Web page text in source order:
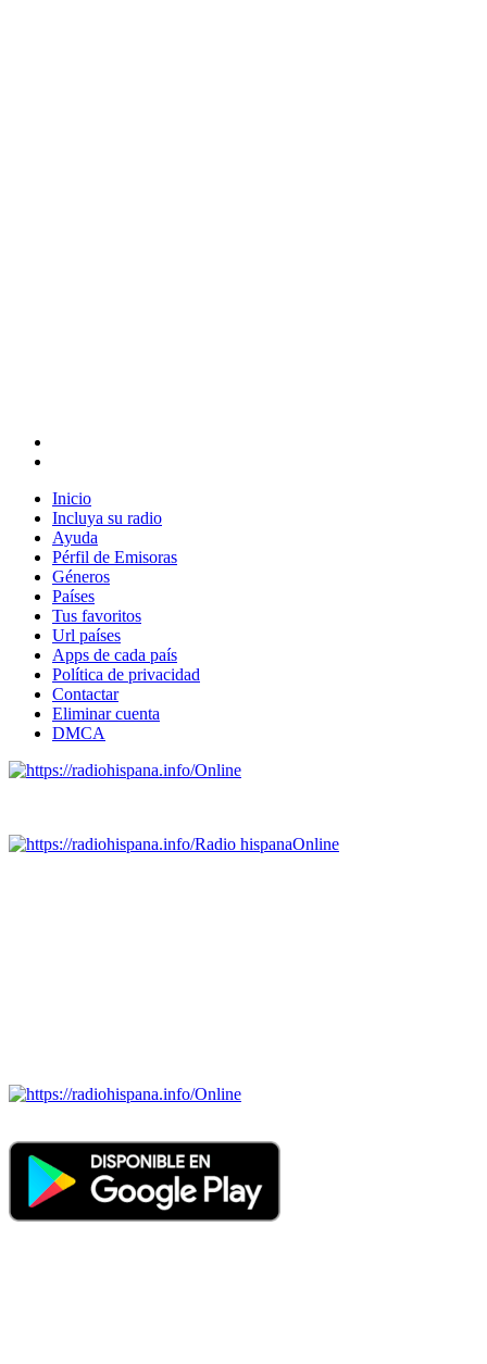
Inicio
Incluya su radio
Ayuda
Pérfil de Emisoras
Géneros
Países
Tus favoritos
Url países
Apps de cada país
Política de privacidad
Contactar
Eliminar cuenta
DMCA
Online
Radio hispanaOnline
Online